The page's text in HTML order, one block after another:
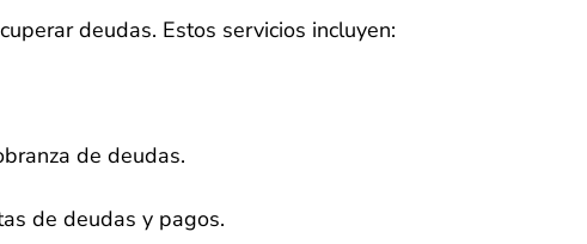
deudas. Estos servicios incluyen:
de deudas.
de deudas y pagos.